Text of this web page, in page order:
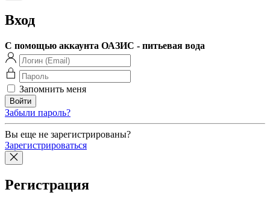
Вход
С помощью аккаунта ОАЗИС - питьевая вода
Запомнить меня
Забыли пароль?
Вы еще не зарегистрированы?
Зарегистрироваться
Регистрация